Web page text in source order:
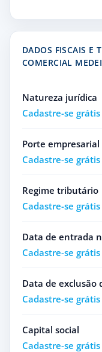
DADOS FISCAIS E
COMERCIAL
Natureza jurídica
Cadastre-se grátis
Porte empresarial
Cadastre-se grátis
Regime tributário
Cadastre-se grátis
Data de entrada
Cadastre-se grátis
Data de exclusão
Cadastre-se grátis
Capital social
Cadastre-se grátis